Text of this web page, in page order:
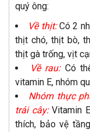
quý ông:
Về thịt:Có 2
thịt chó, thịt bò,
thịt gà trống, vịt
Về rau: Có
vitamin E, nhóm
Nhóm thực
trái cây:Vitamin
thích, bảo vệ